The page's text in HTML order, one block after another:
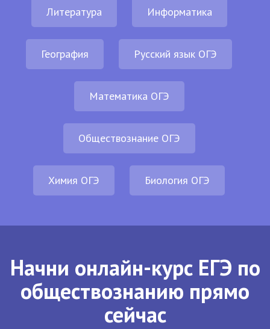
Литература Информатика
География Русский язык ОГЭ
Математика ОГЭ
Обществознание ОГЭ
Химия ОГЭ Биология ОГЭ
Начни онлайн-курс ЕГЭ по
обществознанию прямо
сейчас